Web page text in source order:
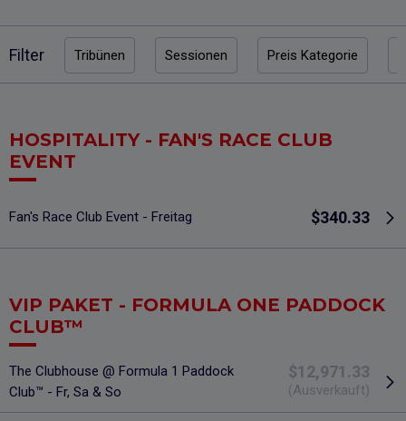
Filter Tribünen Sessionen Preis Kategorie
HOSPITALITY - FAN'S RACE CLUB
EVENT
Fan's Race Club Event - Freitag $340.33
VIP PAKET - FORMULA ONE PADDOCK
CLUB™
The Clubhouse @ Formula 1 Paddock
Club™ - Fr, Sa & So
$12,971.33
(Ausverkauft)